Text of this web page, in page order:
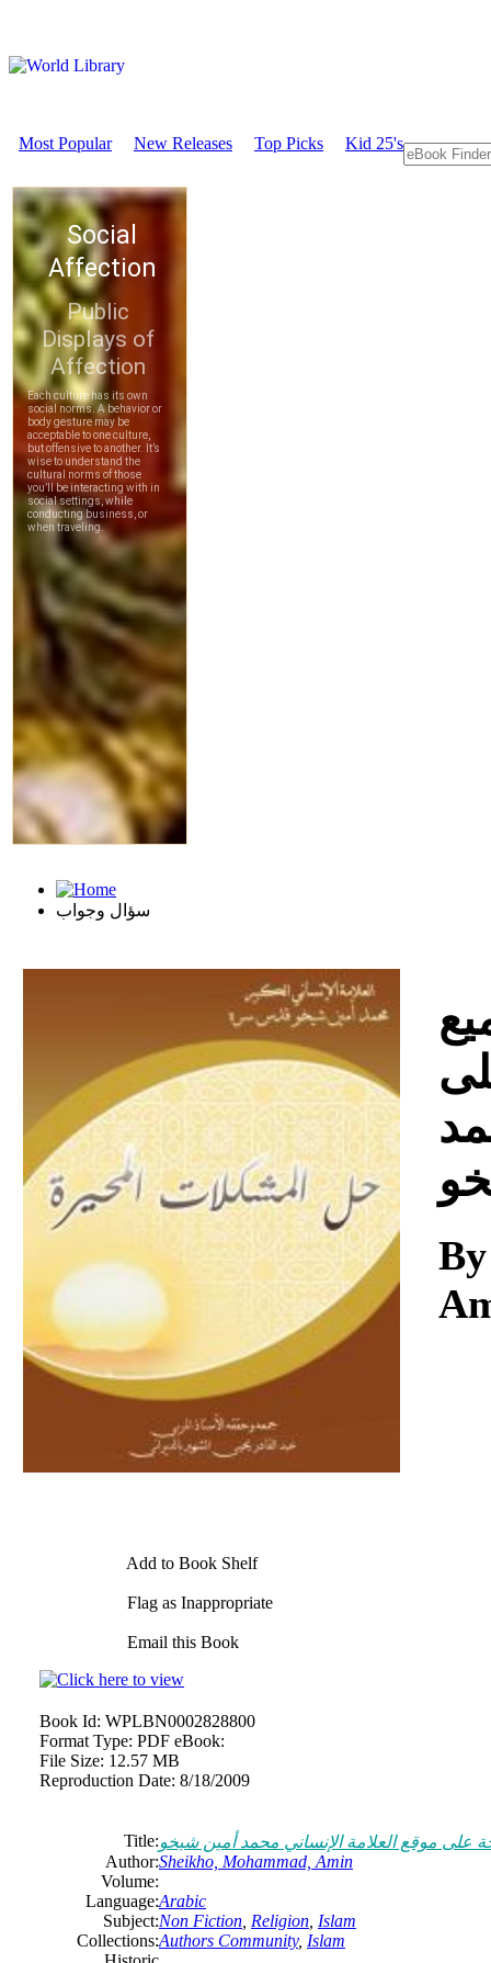
Most Popular New Releases Top Picks Kid 25's
سؤال وجواب
Download
Add to Book Shelf
Flag as Inappropriate
Email this Book
Book Id: WPLBN0002828800
Format Type: PDF eBook:
File Size: 12.57 MB
Reproduction Date: 8/18/2009
Title:على موقع العلامة الإنساني محمد أمين شيخو
Author:Sheikho, Mohammad, Amin
Volume:
Language:Arabic
Subject:Non Fiction Religion Islam
Collections:Authors Community, Islam